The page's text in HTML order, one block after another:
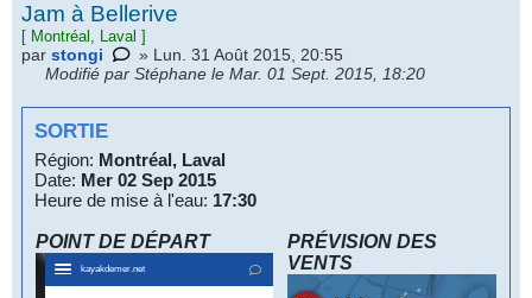
Jam à Bellerive
[ Montréal, Laval ]
par stongi
» Lun. 31 Août 2015, 20:55
Modifié par Stéphane le Mar. 01 Sept. 2015, 18:20
SORTIE
Région: Montréal, Laval
Date: Mer 02 Sep 2015
Heure de mise à l'eau: 17:30
POINT DE DÉPART
PRÉVISION DES
VENTS